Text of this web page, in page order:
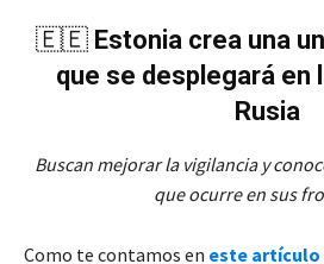
🇪🇪 Estonia crea una
que se desplegará en
Rusia
Buscan mejorar la vigilancia y
que ocurre en sus
Como te contamos en este artículo